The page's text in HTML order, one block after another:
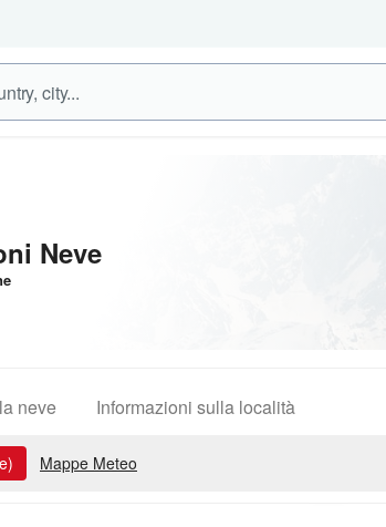
Neve
neve Informazioni sulla località
Mappe Meteo